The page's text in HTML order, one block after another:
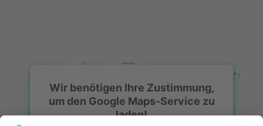
Wir benötigen Ihre Zustimmung,
um den Google Maps-Service zu
laden!